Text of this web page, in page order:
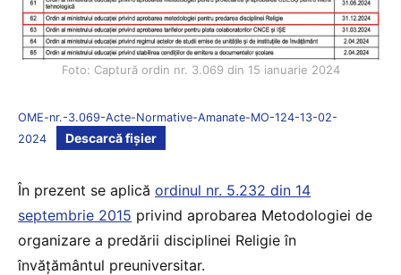
Foto: Captură ordin nr. 3.069 din 15 ianuarie 2024
OME-nr.-3.069-Acte-Normative-Amanate-MO-124-13-02-
2024
Descarcă fișier
În prezent se aplică ordinul nr. 5.232 din 14
septembrie 2015 privind aprobarea Metodologiei de
organizare a predării disciplinei Religie în
învățământul preuniversitar.